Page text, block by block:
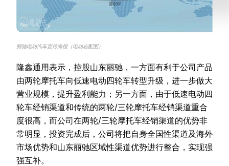
丽驰电动汽车宣传海报（电动志配图）
隆鑫通用表示，控股山东丽驰，一方面有利于公司产品
由两轮摩托车向低速电动四轮车转型升级，进一步做大
营业规模，提升盈利能力；另一方面，由于低速电动四
轮车经销渠道和传统的两轮/三轮摩托车经销渠道重合
度很高，而公司在两轮/三轮摩托车经销渠道的优势非
常明显，投资完成后，公司将把自身全国性渠道及海外
市场优势和山东丽驰区域性渠道优势进行整合，实现强
强互补。